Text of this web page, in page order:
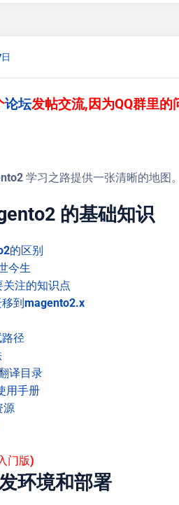
论坛发帖交流,因为QQ群里的
学习之路提供一张清晰的地图。
的基础知识
的区别
今生
注的知识点
到magento2.x
径
译目录
用手册
源
门版)
环境和部署